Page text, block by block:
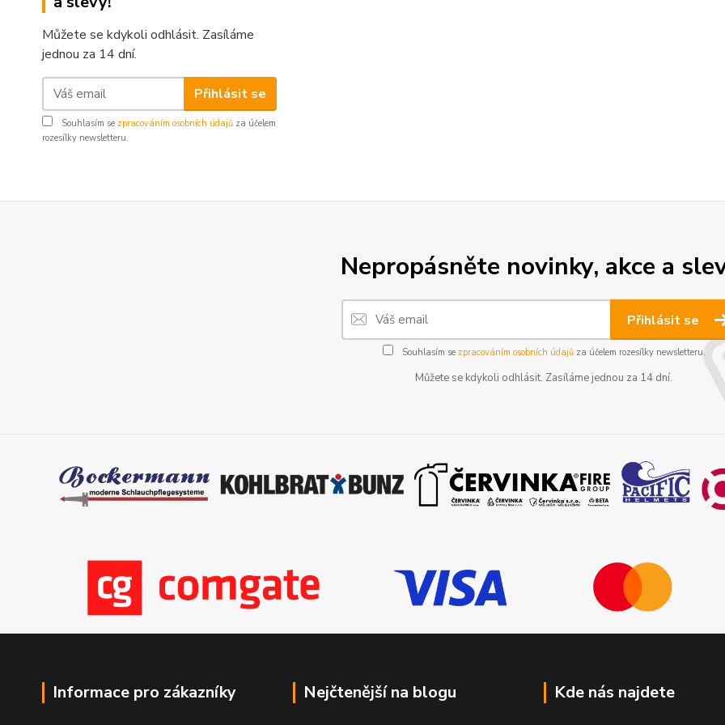
Můžete se kdykoli odhlásit. Zasíláme
jednou za 14 dní.
Přihlásit se
Souhlasím se zpracováním osobních údajů za účelem
rozesílky newsletteru.
Nepropásněte novinky, akce a
Přihlásit se
Souhlasím se zpracováním osobních údajůza účelem rozesílky newsletteru.
Můžete se kdykoli odhlásit. Zasíláme jednou za 14 dní.
Informace pro zákazníky Nejčtenější na blogu Kde nás najdete